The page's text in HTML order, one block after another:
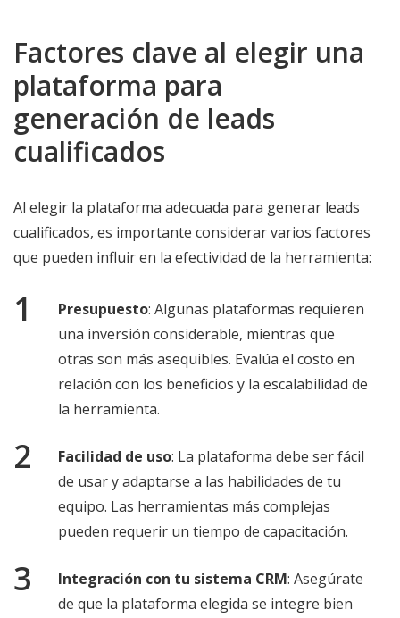
Factores clave al elegir una
plataforma para
generación de leads
cualificados
Al elegir la plataforma adecuada para generar leads
cualificados, es importante considerar varios factores
que pueden influir en la efectividad de la herramienta:
Presupuesto: Algunas plataformas requieren
una inversión considerable, mientras que
otras son más asequibles. Evalúa el costo en
relación con los beneficios y la escalabilidad de
la herramienta.
Facilidad de uso: La plataforma debe ser fácil
de usar y adaptarse a las habilidades de tu
equipo. Las herramientas más complejas
pueden requerir un tiempo de capacitación.
Integración con tu sistema CRM: Asegúrate
de que la plataforma elegida se integre bien